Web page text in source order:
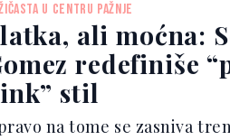
U CENTRU PAŽNJE
ali moćna:
redefiniše
stil
na tome se zasniva